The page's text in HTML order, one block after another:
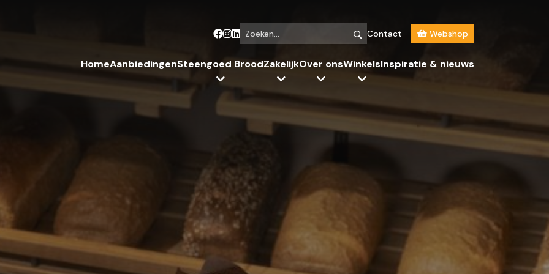
Zoeken... Contact Webshop
HomeAanbiedingenSteengoed BroodZakelijkOver onsWinkelsInspiratie & nieuws